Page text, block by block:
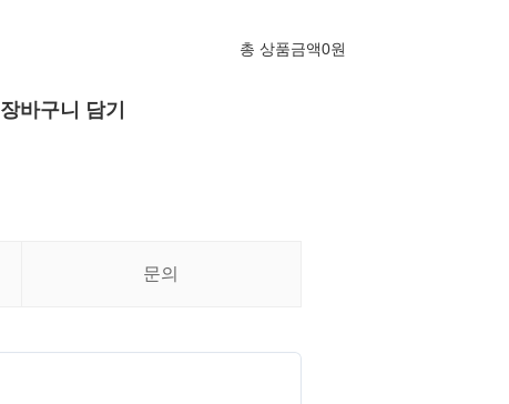
총 상품금액0원
장바구니 담기
문의